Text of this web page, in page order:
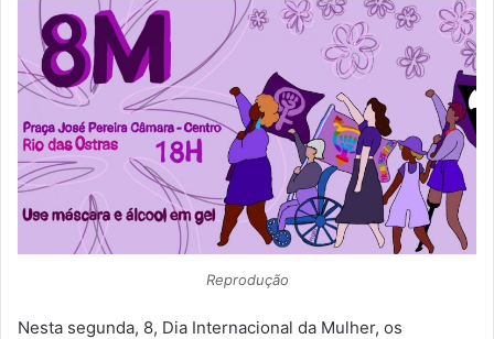
Reprodução
Nesta segunda, 8, Dia Internacional da Mulher, os